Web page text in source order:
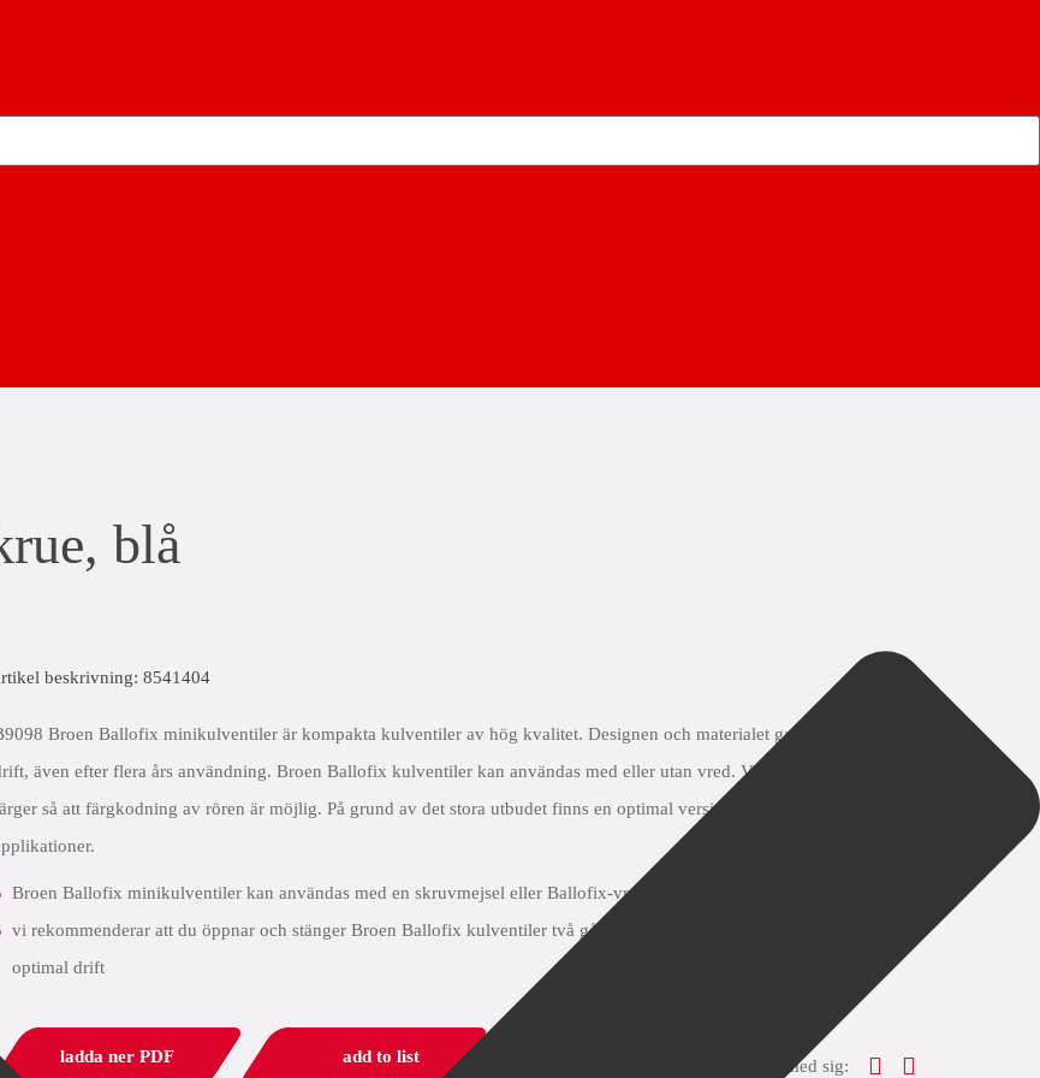
blå
beskrivning: 8541404
Broen Ballofix minikulventiler är kompakta kulventiler av hög kvalitet. Designen och materialet garanterar smidig
även efter flera års användning. Broen Ballofix kulventiler kan användas med eller utan vred. Vreden finns i olika
så att färgkodning av rören är möjlig. På grund av det stora utbudet finns en optimal version tillgänglig för alla
Broen Ballofix minikulventiler kan användas med en skruvmejsel eller Ballofix-vred
vi rekommenderar att du öppnar och stänger Broen Ballofix kulventiler två gånger om året & nbsp; för att säkerställa
optimal drift
ladda ner PDF add to list dela med sig: